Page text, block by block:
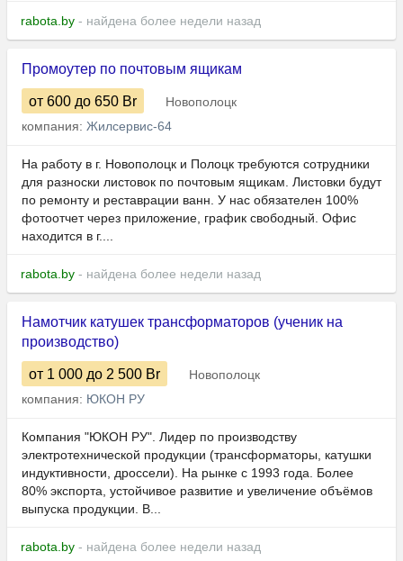
rabota.by - найдена более недели назад
Промоутер по почтовым ящикам
от 600 до 650 Br
Новополоцк
компания: Жилсервис-64
На работу в г. Новополоцк и Полоцк требуются сотрудники
для разноски листовок по почтовым ящикам. Листовки будут
по ремонту и реставрации ванн. У нас обязателен 100%
фотоотчет через приложение, график свободный. Офис
находится в г....
rabota.by - найдена более недели назад
Намотчик катушек трансформаторов (ученик на
производство)
от 1 000 до 2 500 Br
Новополоцк
компания: ЮКОН РУ
Компания "ЮКОН РУ". Лидер по производству
электротехнической продукции (трансформаторы, катушки
индуктивности, дроссели). На рынке с 1993 года. Более
80% экспорта, устойчивое развитие и увеличение объёмов
выпуска продукции. В...
rabota.by - найдена более недели назад